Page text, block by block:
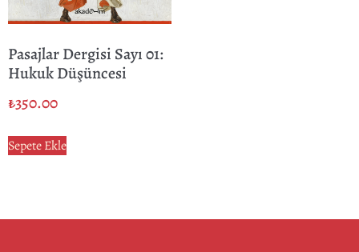
Pasajlar Dergisi Sayı 01:
Hukuk Düşüncesi
₺350.00
Sepete Ekle